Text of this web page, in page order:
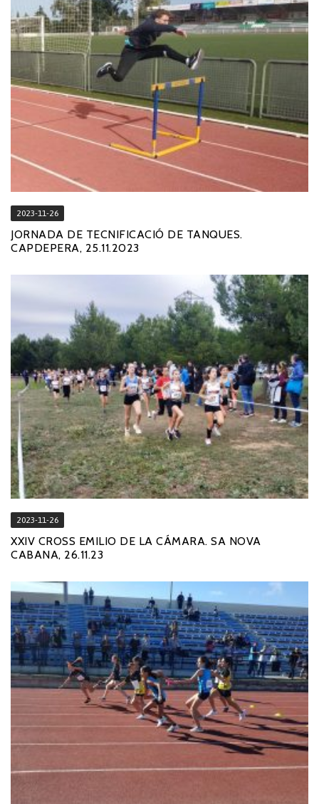
2023-11-26
JORNADA DE TECNIFICACIÓ DE TANQUES.
CAPDEPERA, 25.11.2023
2023-11-26
XXIV CROSS EMILIO DE LA CÁMARA. SA NOVA
CABANA, 26.11.23